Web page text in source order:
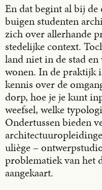
En dat begint al bij
buigen studenten
zich over allerhande
stedelijke context.
land niet in de stad
wonen. In de praktijk
kennis over de
dorp, hoe je je kunt
weefsel, welke
Ondertussen bieden
uliège –
problematiek van het
aangekaart.